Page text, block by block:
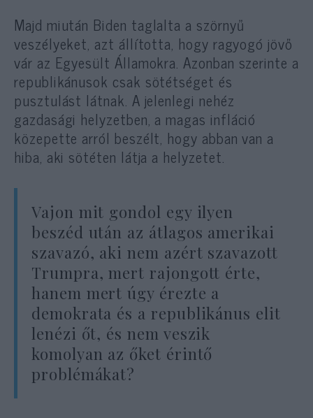
Majd miután Biden taglalta a szörnyű
veszélyeket, azt állította, hogy ragyogó jövő
vár az Egyesült Államokra. Azonban szerinte a
republikánusok csak sötétséget és
pusztulást látnak. A jelenlegi nehéz
gazdasági helyzetben, a magas infláció
közepette arról beszélt, hogy abban van a
hiba, aki sötéten látja a helyzetet.
Vajon mit gondol egy ilyen
beszéd után az átlagos amerikai
szavazó, aki nem azért szavazott
Trumpra, mert rajongott érte,
hanem mert úgy érezte a
demokrata és a republikánus elit
lenézi őt, és nem veszik
komolyan az őket érintő
problémákat?